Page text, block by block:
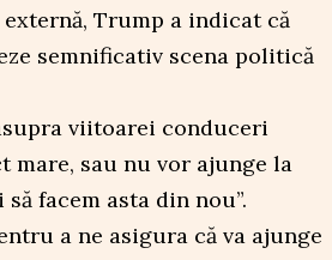
Trump a indicat că
semnificativ scena politică
viitoarei conduceri
mare, sau nu vor ajunge la
facem asta din nou”.
a ne asigura că va ajunge